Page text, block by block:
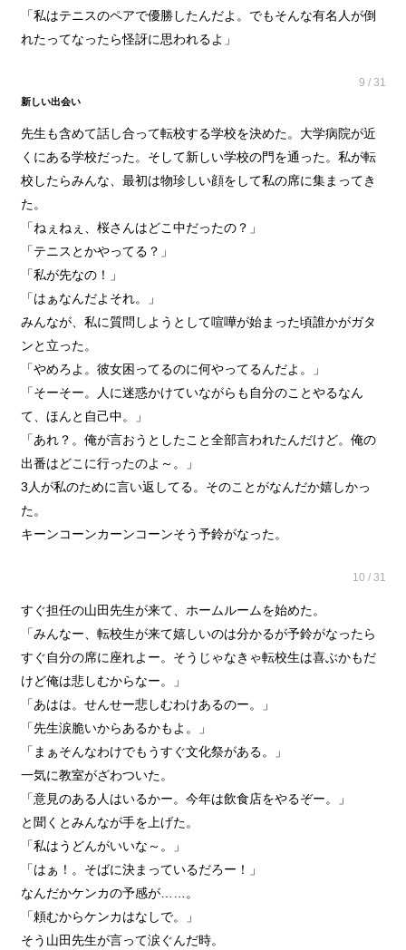
「私はテニスのペアで優勝したんだよ。でもそんな有名人が倒
れたってなったら怪訝に思われるよ」
9 / 31
新しい出会い
​先生も含めて話し合って転校する学校を決めた。大学病院が近
くにある学校だった。そして新しい学校の門を通った。私が転
校したらみんな、最初は物珍しい顔をして私の席に集まってき
た。
「ねぇねぇ、桜さんはどこ中だったの？」
「テニスとかやってる？」
「私が先なの！」
「はぁなんだよそれ。」
みんなが、私に質問しようとして喧嘩が始まった頃誰かがガタ
ンと立った。
「やめろよ。彼女困ってるのに何やってるんだよ。」
「そーそー。人に迷惑かけていながらも自分のことやるなん
て、ほんと自己中。」
「あれ？。俺が言おうとしたこと全部言われたんだけど。俺の
出番はどこに行ったのよ～。」
3人が私のために言い返してる。そのことがなんだか嬉しかっ
た。
キーンコーンカーンコーンそう予鈴がなった。
10 / 31
すぐ担任の山田先生が来て、ホームルームを始めた。
「みんなー、転校生が来て嬉しいのは分かるが予鈴がなったら
すぐ自分の席に座れよー。そうじゃなきゃ転校生は喜ぶかもだ
けど俺は悲しむからなー。」
「あはは。せんせー悲しむわけあるのー。」
「先生涙脆いからあるかもよ。」
「まぁそんなわけでもうすぐ文化祭がある。」
一気に教室がざわついた。
「意見のある人はいるかー。今年は飲食店をやるぞー。」
と聞くとみんなが手を上げた。
「私はうどんがいいな～。」
「はぁ！。そばに決まっているだろー！」
なんだかケンカの予感が……。
「頼むからケンカはなしで。」
そう山田先生が言って涙ぐんだ時。